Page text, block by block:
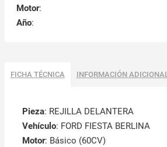
Motor:
Año:
FICHA TÉCNICA INFORMACIÓN
Pieza: REJILLA DELANTERA
Vehículo: FORD FIESTA BERLINA
Motor: Básico (60CV)